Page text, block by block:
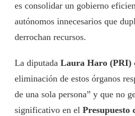
es consolidar un gobierno
autónomos innecesarios que
derrochan recursos.
La diputada Laura Haro (PRI)
eliminación de estos órganos
de una sola persona” y que no
significativo en el Presupuesto